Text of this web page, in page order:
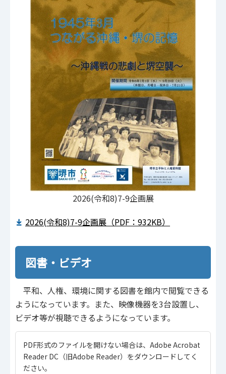
2026(令和8)7-9企画展
2026(令和8)7-9企画展（PDF：932KB）
図書・ビデオ
平和、人権、環境に関する図書を館内で閲覧できる
ようになっています。また、映像機器を3台設置し、
ビデオ等が視聴できるようになっています。
PDF形式のファイルを開けない場合は、Adobe Acrobat
Reader DC（旧Adobe Reader）をダウンロードしてく
ださい。